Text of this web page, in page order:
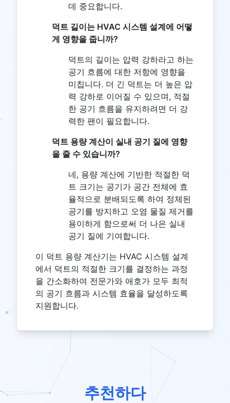
데 중요합니다.
덕트 길이는 HVAC 시스템 설계에 어떻
게 영향을 줍니까?
덕트의 길이는 압력 강하라고 하는
공기 흐름에 대한 저항에 영향을
미칩니다. 더 긴 덕트는 더 높은 압
력 강하로 이어질 수 있으며, 적절
한 공기 흐름을 유지하려면 더 강
력한 팬이 필요합니다.
덕트 용량 계산이 실내 공기 질에 영향
을 줄 수 있습니까?
네, 용량 계산에 기반한 적절한 덕
트 크기는 공기가 공간 전체에 효
율적으로 분배되도록 하여 정체된
공기를 방지하고 오염 물질 제거를
용이하게 함으로써 더 나은 실내
공기 질에 기여합니다.
이 덕트 용량 계산기는 HVAC 시스템 설계
에서 덕트의 적절한 크기를 결정하는 과정
을 간소화하여 전문가와 애호가 모두 최적
의 공기 흐름과 시스템 효율을 달성하도록
지원합니다.
추천하다